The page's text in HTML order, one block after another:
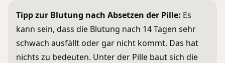
Tipp zur Blutung nach Absetzen der Pille: Es
kann sein, dass die Blutung nach 14 Tagen sehr
schwach ausfällt oder gar nicht kommt. Das hat
nichts zu bedeuten. Unter der Pille baut sich die